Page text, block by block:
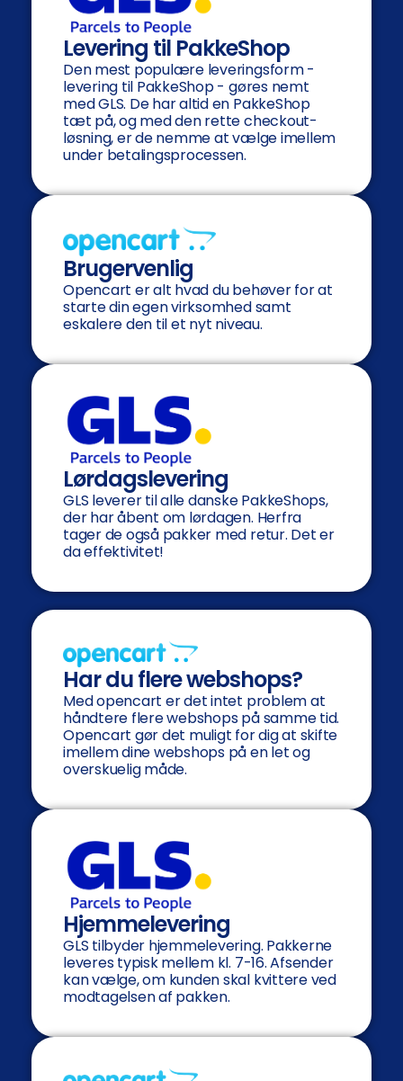
Levering til PakkeShop
Den mest populære leveringsform -
levering til PakkeShop - gøres nemt
med GLS. De har altid en PakkeShop
tæt på, og med den rette checkout-
løsning, er de nemme at vælge imellem
under betalingsprocessen.
Brugervenlig
Opencart er alt hvad du behøver for at
starte din egen virksomhed samt
eskalere den til et nyt niveau.
Lørdagslevering
GLS leverer til alle danske PakkeShops,
der har åbent om lørdagen. Herfra
tager de også pakker med retur. Det er
da effektivitet!
Har du flere webshops?
Med opencart er det intet problem at
håndtere flere webshops på samme tid.
Opencart gør det muligt for dig at skifte
imellem dine webshops på en let og
overskuelig måde.
Hjemmelevering
GLS tilbyder hjemmelevering. Pakkerne
leveres typisk mellem kl. 7-16. Afsender
kan vælge, om kunden skal kvittere ved
modtagelsen af pakken.